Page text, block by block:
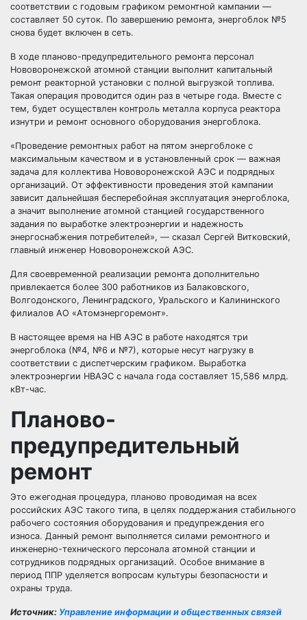
соответствии с годовым графиком ремонтной кампании —
составляет 50 суток. По завершению ремонта, энергоблок №5
снова будет включен в сеть.
В ходе планово-предупредительного ремонта персонал
Нововоронежской атомной станции выполнит капитальный
ремонт реакторной установки с полной выгрузкой топлива.
Такая операция проводится один раз в четыре года. Вместе с
тем, будет осуществлен контроль металла корпуса реактора
изнутри и ремонт основного оборудования энергоблока.
«Проведение ремонтных работ на пятом энергоблоке с
максимальным качеством и в установленный срок — важная
задача для коллектива Нововоронежской АЭС и подрядных
организаций. От эффективности проведения этой кампании
зависит дальнейшая бесперебойная эксплуатация энергоблока,
а значит выполнение атомной станцией государственного
задания по выработке электроэнергии и надежность
энергоснабжения потребителей», — сказал Сергей Витковский,
главный инженер Нововоронежской АЭС.
Для своевременной реализации ремонта дополнительно
привлекается более 300 работников из Балаковского,
Волгодонского, Ленинградского, Уральского и Калининского
филиалов АО «Атомэнергоремонт».
В настоящее время на НВ АЭС в работе находятся три
энергоблока (№4, №6 и №7), которые несут нагрузку в
соответствии с диспетчерским графиком. Выработка
электроэнергии НВАЭС с начала года составляет 15,586 млрд.
кВт-час.
Планово-
предупредительный
ремонт
Это ежегодная процедура, планово проводимая на всех
российских АЭС такого типа, в целях поддержания стабильного
рабочего состояния оборудования и предупреждения его
износа. Данный ремонт выполняется силами ремонтного и
инженерно-технического персонала атомной станции и
сотрудников подрядных организаций. Особое внимание в
период ППР уделяется вопросам культуры безопасности и
охраны труда.
Источник: Управление информации и общественных связей